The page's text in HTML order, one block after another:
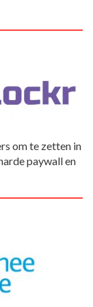
om te zetten in
paywall en